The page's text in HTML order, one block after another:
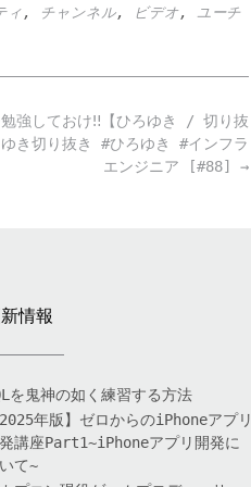
ィ , チャンネル, ビデオ, ユーチ
強しておけ‼️【ひろゆき / 切り抜
切り抜き #ひろゆき #インフラ
エンジニア [#88]→
情報
を鬼神の如く練習する方法
2025年版】ゼロからのiPhoneアプリ
講座Part1~iPhoneアプリ開発に
て~